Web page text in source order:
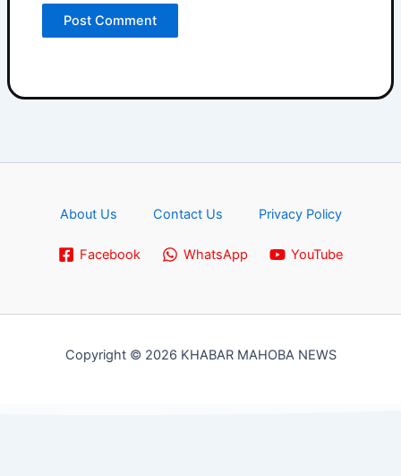
About Us Contact Us Privacy Policy
Facebook WhatsApp YouTube
Copyright © 2026 KHABAR MAHOBA NEWS